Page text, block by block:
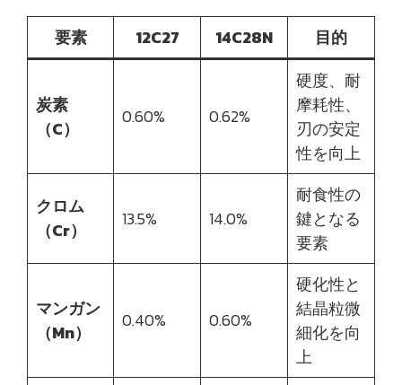
要素 12C27 14C28N 目的
炭素
（C）
0.60% 0.62%
硬度、耐
摩耗性、
刃の安定
性を向上
クロム
（Cr）
13.5% 14.0%
耐食性の
鍵となる
要素
マンガン
（Mn）
0.40% 0.60%
硬化性と
結晶粒微
細化を向
上